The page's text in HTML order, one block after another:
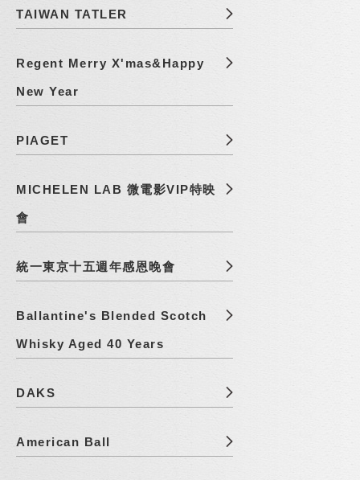
TAIWAN TATLER
Regent Merry X'mas&Happy
New Year
PIAGET
MICHELEN LAB 微電影VIP特映
會
統一東京十五週年感恩晚會
Ballantine's Blended Scotch
Whisky Aged 40 Years
DAKS
American Ball